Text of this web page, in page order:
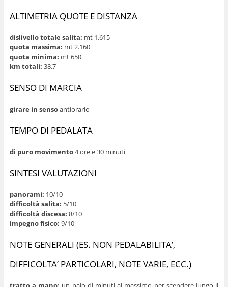
ALTIMETRIA QUOTE E DISTANZA
dislivello totale salita: mt 1.615
quota massima: mt 2.160
quota minima: mt 650
km totali: 38,7
SENSO DI MARCIA
girare in sensoantiorario
TEMPO DI PEDALATA
di puro movimento4 ore e 30 minuti
SINTESI VALUTAZIONI
panorami: 10/10
difficoltà salita: 5/10
difficoltà discesa: 8/10
impegno fisico: 9/10
NOTE GENERALI (ES. NON PEDALABILITA’,
DIFFICOLTA’ PARTICOLARI, NOTE VARIE, ECC.)